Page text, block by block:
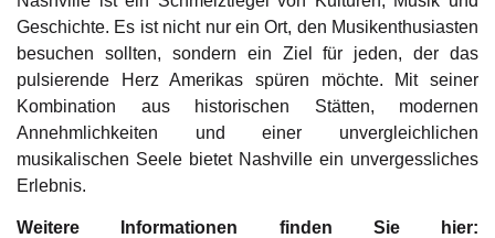
Geschichte. Es ist nicht nur ein Ort, den Musikenthusiasten
besuchen sollten, sondern ein Ziel für jeden, der das
pulsierende Herz Amerikas spüren möchte. Mit seiner
Kombination aus historischen Stätten, modernen
Annehmlichkeiten und einer unvergleichlichen
musikalischen Seele bietet Nashville ein unvergessliches
Erlebnis.
Weitere Informationen finden Sie hier: